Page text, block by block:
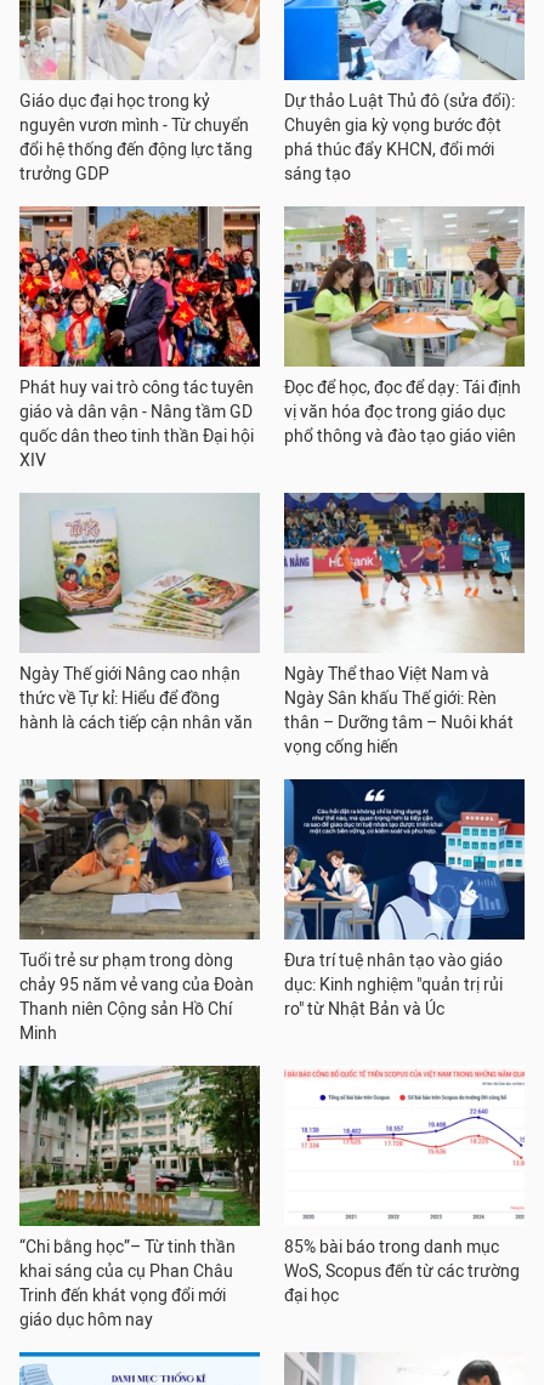
Giáo dục đại học trong kỷ
nguyên vươn mình - Từ chuyển
đổi hệ thống đến động lực tăng
trưởng GDP
Dự thảo Luật Thủ đô (sửa đổi):
Chuyên gia kỳ vọng bước đột
phá thúc đẩy KHCN, đổi mới
sáng tạo
Phát huy vai trò công tác tuyên
giáo và dân vận - Nâng tầm GD
quốc dân theo tinh thần Đại hội
XIV
Đọc để học, đọc để dạy: Tái định
vị văn hóa đọc trong giáo dục
phổ thông và đào tạo giáo viên
Ngày Thế giới Nâng cao nhận
thức về Tự kỉ: Hiểu để đồng
hành là cách tiếp cận nhân văn
Ngày Thể thao Việt Nam và
Ngày Sân khấu Thế giới: Rèn
thân – Dưỡng tâm – Nuôi khát
vọng cống hiến
Tuổi trẻ sư phạm trong dòng
chảy 95 năm vẻ vang của Đoàn
Thanh niên Cộng sản Hồ Chí
Minh
Đưa trí tuệ nhân tạo vào giáo
dục: Kinh nghiệm "quản trị rủi
ro" từ Nhật Bản và Úc
“Chi bằng học”– Từ tinh thần
khai sáng của cụ Phan Châu
Trinh đến khát vọng đổi mới
giáo dục hôm nay
85% bài báo trong danh mục
WoS, Scopus đến từ các trường
đại học